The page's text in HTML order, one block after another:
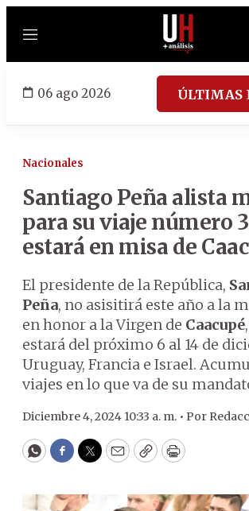
Menú
06 ago 2026 ÚLTIMAS
Nacionales
Santiago Peña alista
para su viaje número
estará en misa de
El presidente de la República,
Peña, no asisitirá este año a la
en honor a la Virgen de Caacupé
estará del próximo 6 al 14 de
Uruguay, Francia e Israel.
viajes en lo que va de su
Diciembre 4, 2024 10:33 a. m. • Por
WhatsApp
Facebook
Twitter
EmailCopyPrint